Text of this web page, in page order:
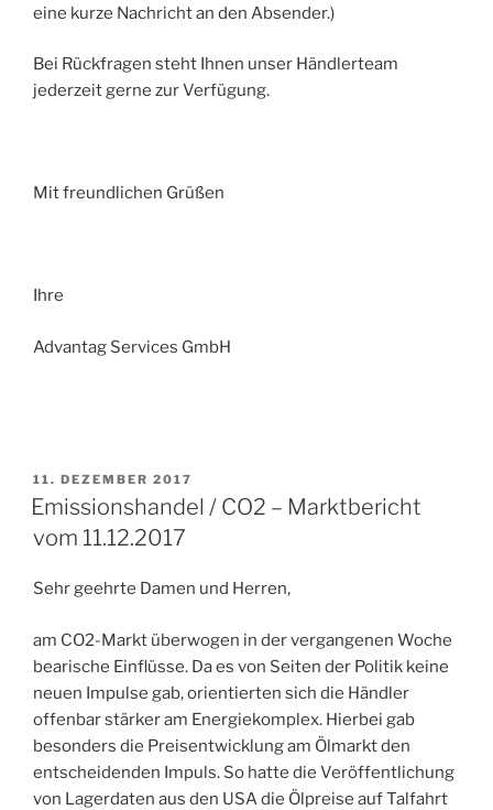
eine kurze Nachricht an den Absender.)
Bei Rückfragen steht Ihnen unser Händlerteam
jederzeit gerne zur Verfügung.
Mit freundlichen Grüßen
Ihre
Advantag Services GmbH
VERÖFFENTLICHT
AM
11. DEZEMBER 2017
Emissionshandel / CO2 – Marktbericht
vom 11.12.2017
Sehr geehrte Damen und Herren,
am CO2-Markt überwogen in der vergangenen Woche
bearische Einflüsse. Da es von Seiten der Politik keine
neuen Impulse gab, orientierten sich die Händler
offenbar stärker am Energiekomplex. Hierbei gab
besonders die Preisentwicklung am Ölmarkt den
entscheidenden Impuls. So hatte die Veröffentlichung
von Lagerdaten aus den USA die Ölpreise auf Talfahrt